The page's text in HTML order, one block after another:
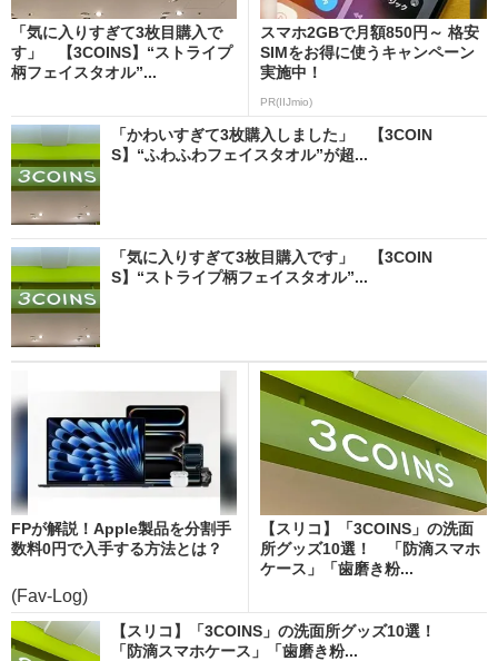
「気に入りすぎて3枚目購入で
す」 【3COINS】“ストライプ
柄フェイスタオル”...
スマホ2GBで月額850円～ 格安
SIMをお得に使うキャンペーン
実施中！
PR(IIJmio)
「かわいすぎて3枚購入しました」 【3COIN
S】“ふわふわフェイスタオル”が超...
「気に入りすぎて3枚目購入です」 【3COIN
S】“ストライプ柄フェイスタオル”...
FPが解説！Apple製品を分割手
数料0円で入手する方法とは？
(Fav-Log)
【スリコ】「3COINS」の洗面
所グッズ10選！ 「防滴スマホ
ケース」「歯磨き粉...
【スリコ】「3COINS」の洗面所グッズ10選！
「防滴スマホケース」「歯磨き粉...